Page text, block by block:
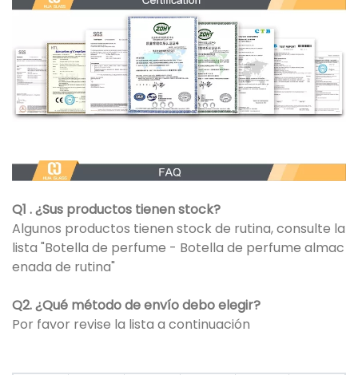
Q1 . ¿Sus productos tienen stock?
Algunos productos tienen stock de rutina, consulte la
lista "Botella de perfume - Botella de perfume almac
enada de rutina"
Q2. ¿Qué método de envío debo elegir?
Por favor revise la lista a continuación